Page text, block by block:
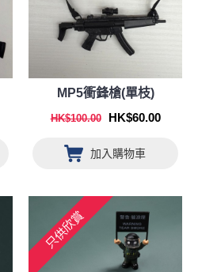
MP5衝鋒槍(單枝)
HK$100.00 HK$60.00
加入購物車
只供欣賞